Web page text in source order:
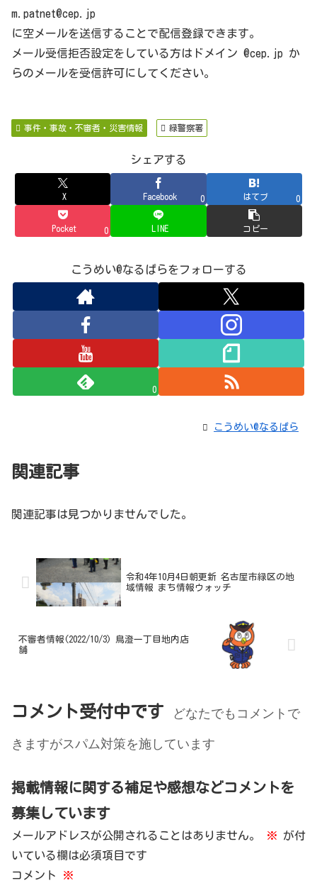
m.patnet@cep.jp
に空メールを送信することで配信登録できます。
メール受信拒否設定をしている方はドメイン @cep.jp か
らのメールを受信許可にしてください。
事件・事故・不審者・災害情報 緑警察署
シェアする
X Facebook 0 はてブ 0
Pocket 0 LINE コピー
こうめい@なるぱらをフォローする
0
こうめい@なるぱら
関連記事
関連記事は見つかりませんでした。
令和4年10月4日朝更新 名古屋市緑区の地
域情報 まち情報ウォッチ
不審者情報(2022/10/3) 鳥澄一丁目地内店
舗
コメント受付中です
どなたでもコメントで
きますがスパム対策を施しています
掲載情報に関する補足や感想などコメントを
募集しています
メールアドレスが公開されることはありません。 ※ が付
いている欄は必須項目です
コメント
※